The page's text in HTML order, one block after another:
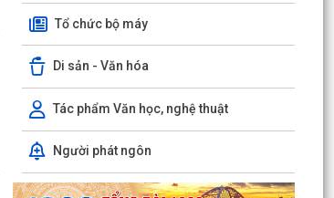
Tổ chức bộ máy
Di sản - Văn hóa
Tác phẩm Văn học, nghệ thuật
Người phát ngôn